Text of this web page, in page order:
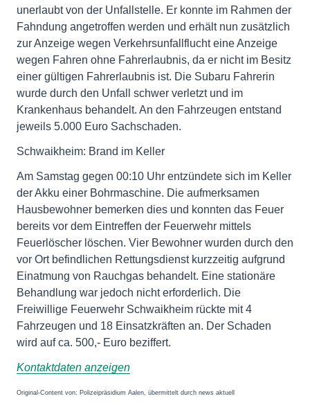
unerlaubt von der Unfallstelle. Er konnte im Rahmen der
Fahndung angetroffen werden und erhält nun zusätzlich
zur Anzeige wegen Verkehrsunfallflucht eine Anzeige
wegen Fahren ohne Fahrerlaubnis, da er nicht im Besitz
einer gültigen Fahrerlaubnis ist. Die Subaru Fahrerin
wurde durch den Unfall schwer verletzt und im
Krankenhaus behandelt. An den Fahrzeugen entstand
jeweils 5.000 Euro Sachschaden.
Schwaikheim: Brand im Keller
Am Samstag gegen 00:10 Uhr entzündete sich im Keller
der Akku einer Bohrmaschine. Die aufmerksamen
Hausbewohner bemerken dies und konnten das Feuer
bereits vor dem Eintreffen der Feuerwehr mittels
Feuerlöscher löschen. Vier Bewohner wurden durch den
vor Ort befindlichen Rettungsdienst kurzzeitig aufgrund
Einatmung von Rauchgas behandelt. Eine stationäre
Behandlung war jedoch nicht erforderlich. Die
Freiwillige Feuerwehr Schwaikheim rückte mit 4
Fahrzeugen und 18 Einsatzkräften an. Der Schaden
wird auf ca. 500,- Euro beziffert.
Kontaktdaten anzeigen
Original-Content von: Polizeipräsidium Aalen, übermittelt durch news aktuell